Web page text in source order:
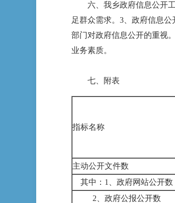
六、我乡政府信息公开工
足群众需求。3、政府信息
部门对政府信息公开的重视
业务素质。
七、附表
指标名称
主动公开文件数
其中：1、政府网站公开数
2、政府公报公开数